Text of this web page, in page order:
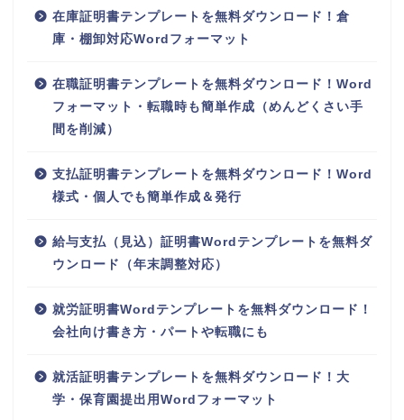
在庫証明書テンプレートを無料ダウンロード！倉
庫・棚卸対応Wordフォーマット
在職証明書テンプレートを無料ダウンロード！Word
フォーマット・転職時も簡単作成（めんどくさい手
間を削減）
支払証明書テンプレートを無料ダウンロード！Word
様式・個人でも簡単作成＆発行
給与支払（見込）証明書Wordテンプレートを無料ダ
ウンロード（年末調整対応）
就労証明書Wordテンプレートを無料ダウンロード！
会社向け書き方・パートや転職にも
就活証明書テンプレートを無料ダウンロード！大
学・保育園提出用Wordフォーマット